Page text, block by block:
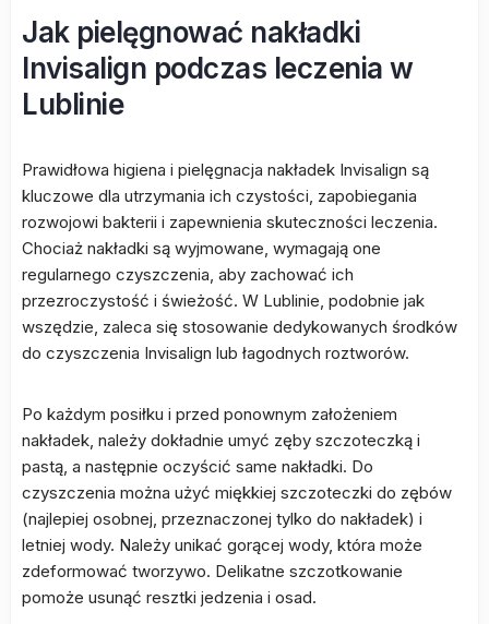
Jak pielęgnować nakładki
Invisalign podczas leczenia w
Lublinie
Prawidłowa higiena i pielęgnacja nakładek Invisalign są
kluczowe dla utrzymania ich czystości, zapobiegania
rozwojowi bakterii i zapewnienia skuteczności leczenia.
Chociaż nakładki są wyjmowane, wymagają one
regularnego czyszczenia, aby zachować ich
przezroczystość i świeżość. W Lublinie, podobnie jak
wszędzie, zaleca się stosowanie dedykowanych środków
do czyszczenia Invisalign lub łagodnych roztworów.
Po każdym posiłku i przed ponownym założeniem
nakładek, należy dokładnie umyć zęby szczoteczką i
pastą, a następnie oczyścić same nakładki. Do
czyszczenia można użyć miękkiej szczoteczki do zębów
(najlepiej osobnej, przeznaczonej tylko do nakładek) i
letniej wody. Należy unikać gorącej wody, która może
zdeformować tworzywo. Delikatne szczotkowanie
pomoże usunąć resztki jedzenia i osad.